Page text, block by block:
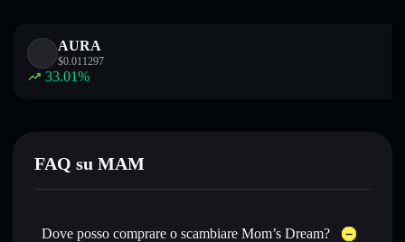
AURA
$0.011297
33.01%
FAQ su MAM
Dove posso comprare o scambiare Mom’s Dream?